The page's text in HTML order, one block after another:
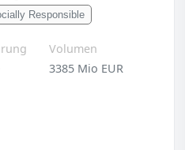
Responsible
Volumen
3385 Mio EUR